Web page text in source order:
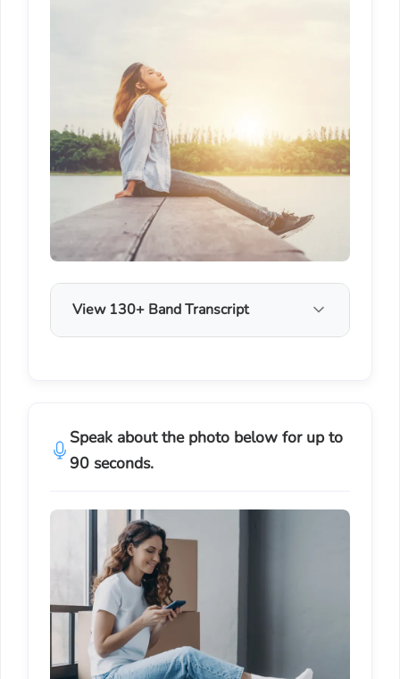
View 130+ Band Transcript
Speak about the photo below for up to
90 seconds.